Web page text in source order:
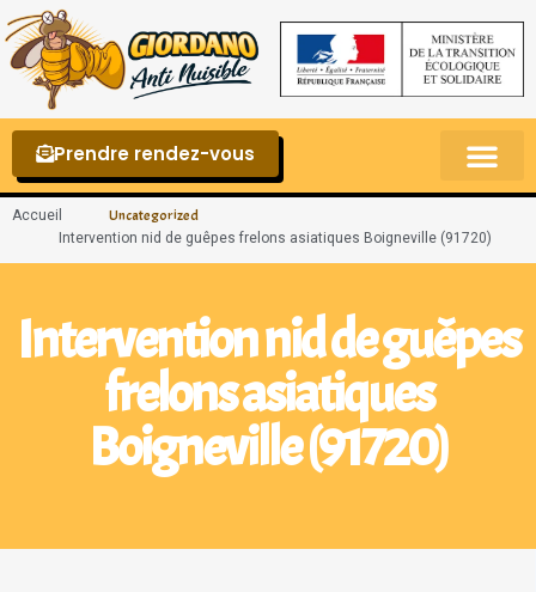
Prendre rendez-vous
Accueil Uncategorized
Intervention nid de guêpes frelons asiatiques Boigneville (91720)
Intervention nid de guêpes
frelons asiatiques
Boigneville (91720)